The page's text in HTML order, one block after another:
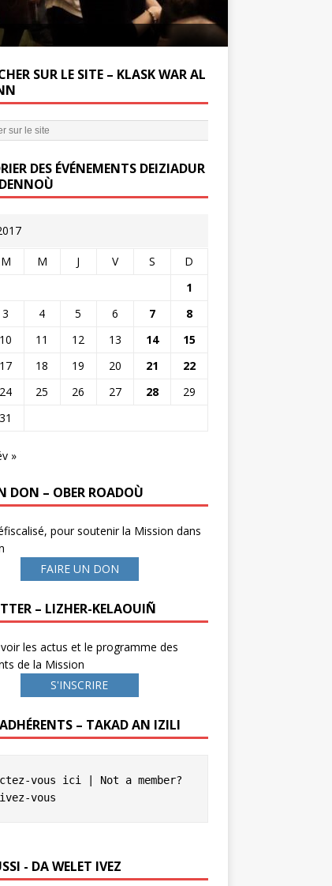
SUR LE SITE – KLASK WAR AL
DES ÉVÉNEMENTS DEIZIADUR
M M J V S
D
1
3 4 5 6 7
8
10 11 12 13 14
15
17 18 19 20 21
22
24 25 26 27 28
29
31
»
DON – OBER ROADOÙ
pour soutenir la Mission dans
FAIRE UN DON
– LIZHER-KELAOUIÑ
les actus et le programme des
de la Mission
S'INSCRIRE
ADHÉRENTS – TAKAD AN IZILI
vous ici
vous
- DA WELET IVEZ